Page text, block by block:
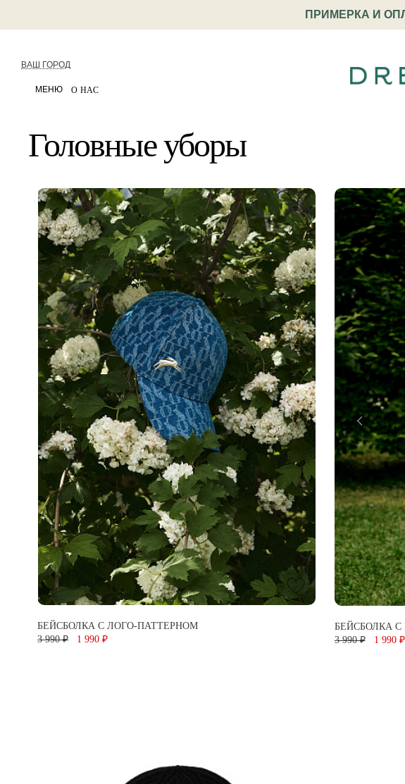
ПРИМЕРКА И
ВАШ ГОРОД
МЕНЮ О НАС
Головные уборы
БЕЙСБОЛКА С ЛОГО-ПАТТЕРНОМ
3 990 ₽
1 990 ₽
БЕЙСБОЛКА
3 990 ₽
1 990 ₽